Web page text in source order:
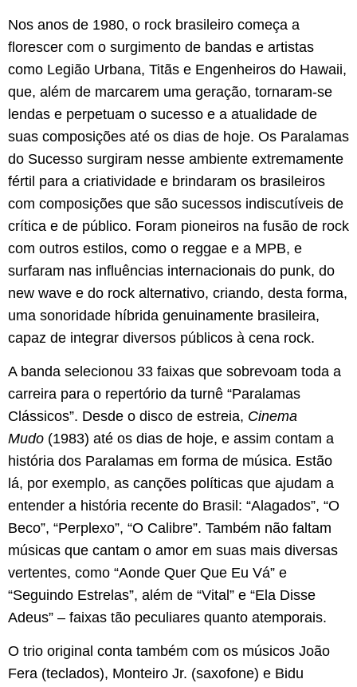
Nos anos de 1980, o rock brasileiro começa a
florescer com o surgimento de bandas e artistas
como Legião Urbana, Titãs e Engenheiros do Hawaii,
que, além de marcarem uma geração, tornaram-se
lendas e perpetuam o sucesso e a atualidade de
suas composições até os dias de hoje. Os Paralamas
do Sucesso surgiram nesse ambiente extremamente
fértil para a criatividade e brindaram os brasileiros
com composições que são sucessos indiscutíveis de
crítica e de público. Foram pioneiros na fusão de rock
com outros estilos, como o reggae e a MPB, e
surfaram nas influências internacionais do punk, do
new wave e do rock alternativo, criando, desta forma,
uma sonoridade híbrida genuinamente brasileira,
capaz de integrar diversos públicos à cena rock.
A banda selecionou 33 faixas que sobrevoam toda a
carreira para o repertório da turnê “Paralamas
Clássicos”. Desde o disco de estreia, Cinema
Mudo (1983) até os dias de hoje, e assim contam a
história dos Paralamas em forma de música. Estão
lá, por exemplo, as canções políticas que ajudam a
entender a história recente do Brasil: “Alagados”, “O
Beco”, “Perplexo”, “O Calibre”. Também não faltam
músicas que cantam o amor em suas mais diversas
vertentes, como “Aonde Quer Que Eu Vá” e
“Seguindo Estrelas”, além de “Vital” e “Ela Disse
Adeus” – faixas tão peculiares quanto atemporais.
O trio original conta também com os músicos João
Fera (teclados), Monteiro Jr. (saxofone) e Bidu